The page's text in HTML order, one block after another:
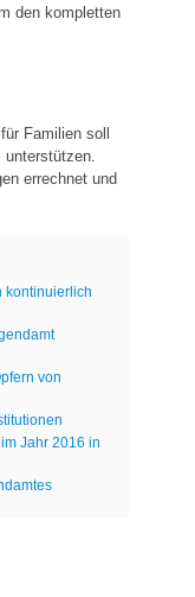
den kompletten
Familien soll
unterstützen.
errechnet und
kontinuierlich
von
Jahr 2016 in